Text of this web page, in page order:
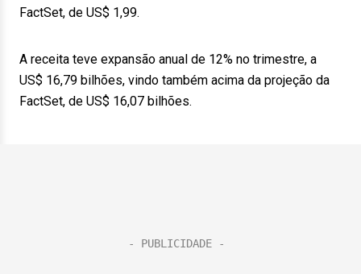
FactSet, de US$ 1,99.
A receita teve expansão anual de 12% no trimestre, a
US$ 16,79 bilhões, vindo também acima da projeção da
FactSet, de US$ 16,07 bilhões.